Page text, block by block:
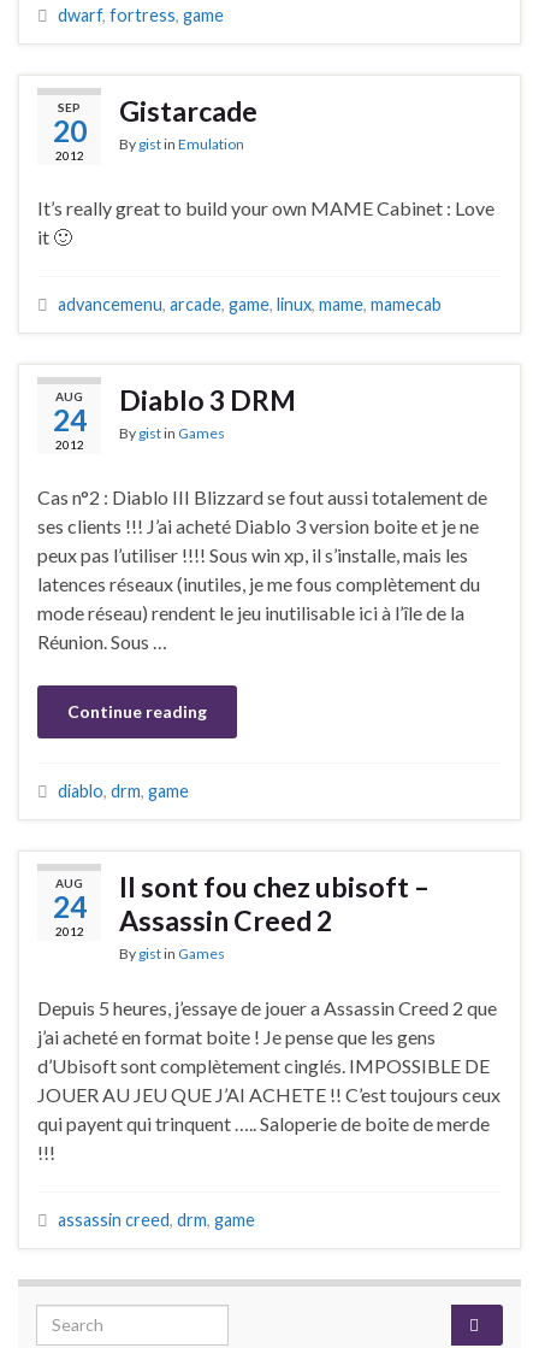
dwarf, fortress, game
SEP
20
2012
Gistarcade
By gistin Emulation
It’s really great to build your own MAME Cabinet : Love
it 🙂
advancemenu, arcade, game, linux, mame, mamecab
AUG
24
2012
Diablo 3 DRM
By gistin Games
Cas n°2 : Diablo III Blizzard se fout aussi totalement de
ses clients !!! J’ai acheté Diablo 3 version boite et je ne
peux pas l’utiliser !!!! Sous win xp, il s’installe, mais les
latences réseaux (inutiles, je me fous complètement du
mode réseau) rendent le jeu inutilisable ici à l’île de la
Réunion. Sous …
Continue reading
diablo, drm, game
AUG
24
2012
Il sont fou chez ubisoft –
Assassin Creed 2
By gistin Games
Depuis 5 heures, j’essaye de jouer a Assassin Creed 2 que
j’ai acheté en format boite ! Je pense que les gens
d’Ubisoft sont complètement cinglés. IMPOSSIBLE DE
JOUER AU JEU QUE J’AI ACHETE !! C’est toujours ceux
qui payent qui trinquent ….. Saloperie de boite de merde
!!!
assassin creed, drm, game
Search for: